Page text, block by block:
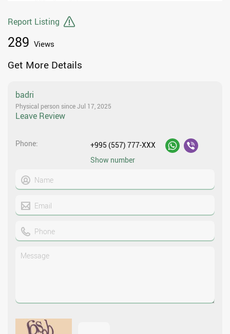
Report Listing
289 Views
Get More Details
badri
Physical person since Jul 17, 2025
Leave Review
Phone
+995 (557) 777-XXX
Show number